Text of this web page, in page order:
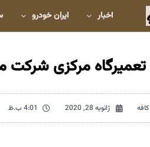
اخبار ایران خودرو
تعمیرگاه مرکزی
ژانویه 28, 2020 4:01 ب.ظ